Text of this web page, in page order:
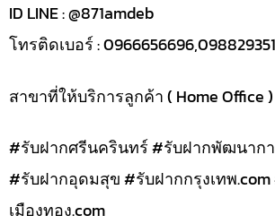
ID LINE : @871amdeb
โทรติดเบอร์ :
สาขาที่ให้บริการลูกค้า ( Home Office )
#รับฝากศรีนครินทร์ #รับฝากพัฒนาก
#รับฝากอุดมสุข #รับฝากกรุงเทพ
เมืองทอง.com